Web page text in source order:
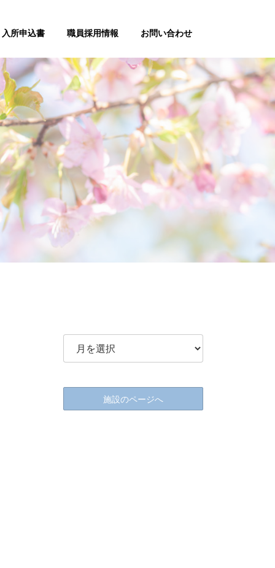
入所申込書 職員採用情報 お問い合わせ
施設のページへ